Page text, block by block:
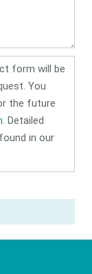
form will be
You
the future
Detailed
in our